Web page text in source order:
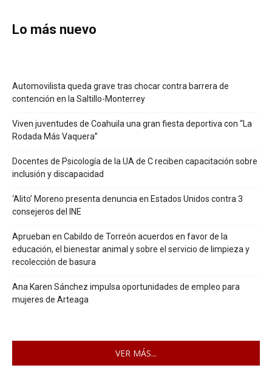
Lo más nuevo
Automovilista queda grave tras chocar contra barrera de
contención en la Saltillo-Monterrey
Viven juventudes de Coahuila una gran fiesta deportiva con “La
Rodada Más Vaquera”
Docentes de Psicología de la UA de C reciben capacitación sobre
inclusión y discapacidad
‘Alito’ Moreno presenta denuncia en Estados Unidos contra 3
consejeros del INE
Aprueban en Cabildo de Torreón acuerdos en favor de la
educación, el bienestar animal y sobre el servicio de limpieza y
recolección de basura
Ana Karen Sánchez impulsa oportunidades de empleo para
mujeres de Arteaga
VER MÁS...